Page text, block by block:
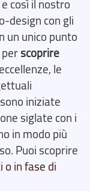
così il nostro
design con gli
un unico punto
scoprire
le
iniziate
siglate con i
in modo più
Puoi scoprire
o in fase di